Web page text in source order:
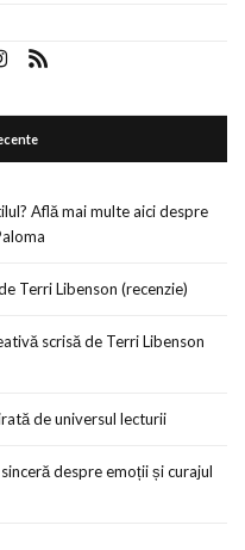
Află mai multe aici despre
Terri Libenson (recenzie)
scrisă de Terri Libenson
de universul lecturii
despre emoții și curajul